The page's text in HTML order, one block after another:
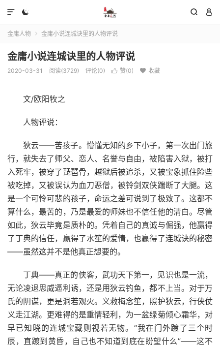
  

金庸人物  金庸小说连城诀里的人物评说
金庸小说连城诀里的人物评说
2020-03-31 阅读(3729) 评论(0)  赞(0)  收藏
文/欧阳牧之
人物评说：
狄云——苦孩子。懵懂无知的乡下小子，第一次出门旅
行，就失去了师父、恋人、名誉与自由，被陷害入狱，被打
入死牢，被穿了琵琶骨，越狱后被追杀，又被宝象抓住险些
被吃掉，又被误认为血刀恶僧，被铃剑双侠踹断了大腿。这
是一个可怜可悲的孩子，命运之差可说到了极致了。这都不
算什么，最苦的，乃是最爱的师妹也不信任他的清白。尽管
如此，狄云毕竟是质朴的。凭着自己的真诚与倔强，他赢得
了丁典的信任，赢得了水笙的爱情，也赢得了连城诀的秘密
——虽然这并不是他真正想要的。
丁典——真正的侠客，武功天下第一，见识也是一流，
无论凌退思威逼利诱，还是用狄云钓鱼，都不上当。对于万
氏的阴谋，更是洞若观火。义救梅念笙，照护狄云，行侠仗
义走江湖。更难得的是重情轻利，为一盆绿菊倾心霜华，对
早已知晓的连城宝藏则视若无物。“我在门外踱了三个时
辰，直踱到黄昏，自己也不知道到底在盼望什么”——这不